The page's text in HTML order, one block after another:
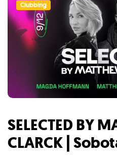
SELECTED BY
CLARCK |
Clubbing